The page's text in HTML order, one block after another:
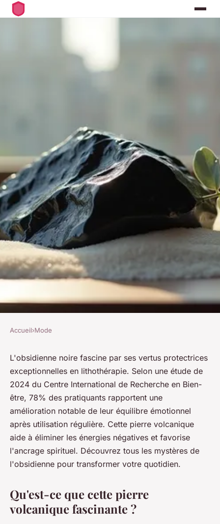
Les vertus cachées de
l'obsidienne noire pour votre
bien-être
Soline•25 février 2026•7 min de lecture
Accueil›Mode
L'obsidienne noire fascine par ses vertus protectrices
exceptionnelles en lithothérapie. Selon une étude de
2024 du Centre International de Recherche en Bien-
être, 78% des pratiquants rapportent une
amélioration notable de leur équilibre émotionnel
après utilisation régulière. Cette pierre volcanique
aide à éliminer les énergies négatives et favorise
l'ancrage spirituel. Découvrez tous les mystères de
l'obsidienne pour transformer votre quotidien.
Qu'est-ce que cette pierre
volcanique fascinante ?